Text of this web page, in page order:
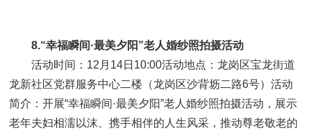
8.“幸福瞬间·最美夕阳”老人婚纱照拍摄活动
活动时间：12月14日10:00活动地点：龙岗区宝龙街道
龙新社区党群服务中心二楼（龙岗区沙背坜二路6号）活动
简介：开展“幸福瞬间·最美夕阳”老人婚纱照拍摄活动，展示
老年夫妇相濡以沫、携手相伴的人生风采，推动尊老敬老的